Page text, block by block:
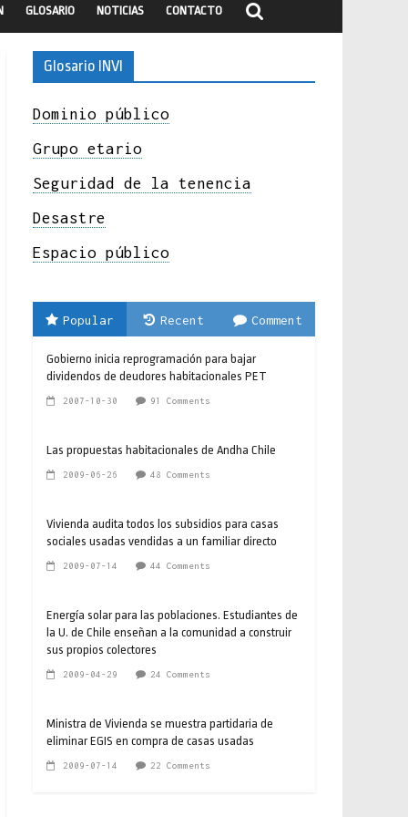
GLOSARIO NOTICIAS CONTACTO
Glosario INVI
Dominio público
Grupo etario
Seguridad de la tenencia
Desastre
Espacio público
Popular Recent Comment
Gobierno inicia reprogramación para bajar
dividendos de deudores habitacionales PET
2007-10-30 91 Comments
Las propuestas habitacionales de Andha Chile
2009-06-26 48 Comments
Vivienda audita todos los subsidios para casas
sociales usadas vendidas a un familiar directo
2009-07-14 44 Comments
Energía solar para las poblaciones. Estudiantes de
la U. de Chile enseñan a la comunidad a construir
sus propios colectores
2009-04-29 24 Comments
Ministra de Vivienda se muestra partidaria de
eliminar EGIS en compra de casas usadas
2009-07-14 22 Comments